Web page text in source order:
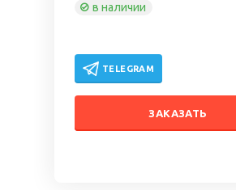
в наличии
TELEGRAM
ЗАКАЗАТЬ